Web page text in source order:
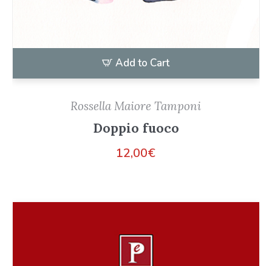
Add to Cart
Rossella Maiore Tamponi
Doppio fuoco
12,00€